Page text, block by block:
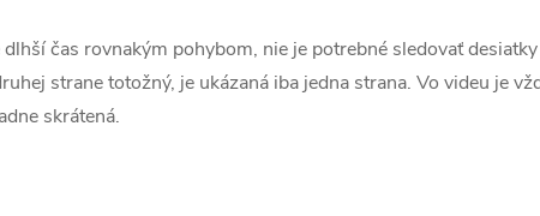
čas rovnakým pohybom, nie je potrebné sledovať
strane totožný, je ukázaná iba jedna strana. Vo videu je
skrátená.